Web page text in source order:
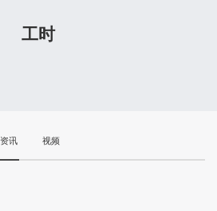
工时
资讯 视频